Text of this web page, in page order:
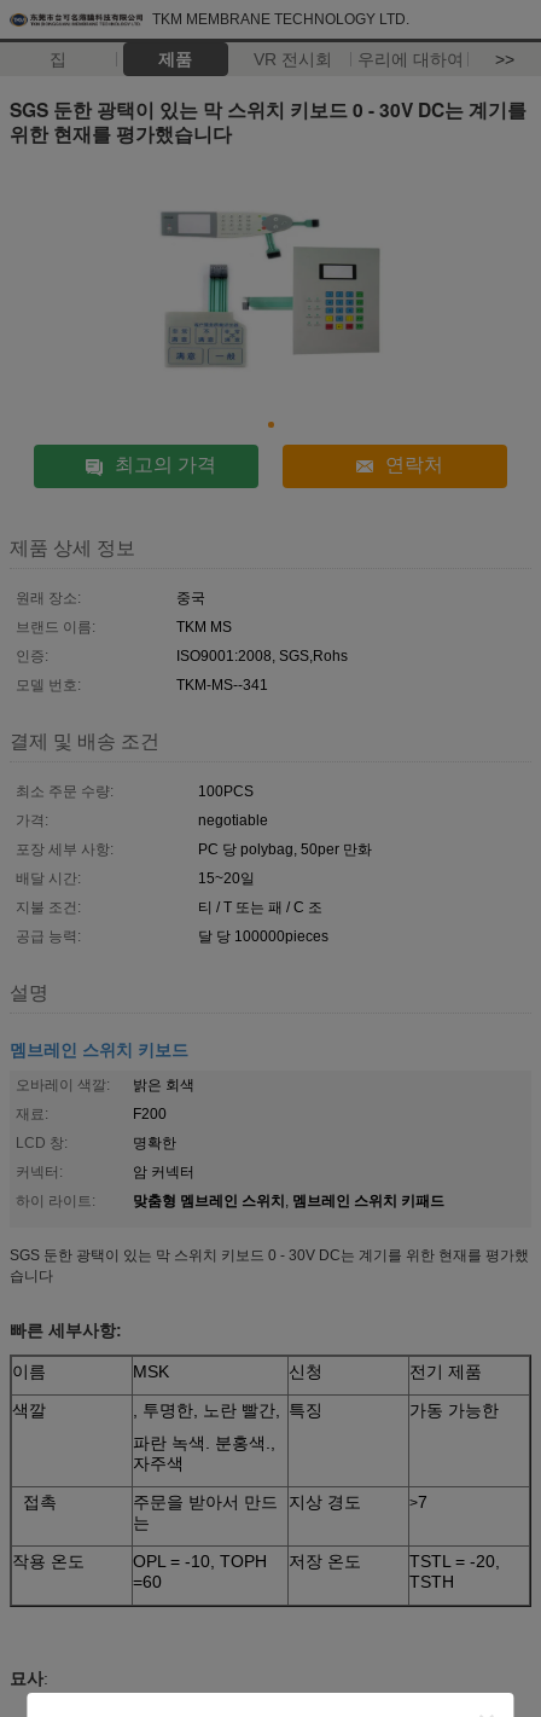
TKM MEMBRANE TECHNOLOGY LTD.
집 제품 VR 전시회 우리에 대하여 >>
SGS 둔한 광택이 있는 막 스위치 키보드 0 - 30V DC는 계기를
위한 현재를 평가했습니다
최고의 가격 연락처
제품 상세 정보
원래 장소:
중국
브랜드 이름:
TKM MS
인증:
ISO9001:2008, SGS,Rohs
모델 번호:
TKM-MS--341
결제 및 배송 조건
최소 주문 수량:
100PCS
가격:
negotiable
포장 세부 사항:
PC 당 polybag, 50per 만화
배달 시간:
15~20일
지불 조건:
티 / T 또는 패 / C 조
공급 능력:
달 당 100000pieces
설명
멤브레인 스위치 키보드
오바레이 색깔:
밝은 회색
재료:
F200
LCD 창:
명확한
커넥터:
암 커넥터
하이 라이트:
맞춤형 멤브레인 스위치, 멤브레인 스위치 키패드
SGS 둔한 광택이 있는 막 스위치 키보드 0 - 30V DC는 계기를 위한 현재를 평가했
습니다
빠른 세부사항:
이름 MSK 신청
전기 제품
색깔
, 투명한, 노란 빨간,
파란 녹색. 분홍색.,
자주색
특징 가동 가능한
접촉
주문을 받아서 만드
는
지상 경도 >7
작용 온도
OPL = -10, TOPH
=60
저장 온도
TSTL = -20,
TSTH
묘사: